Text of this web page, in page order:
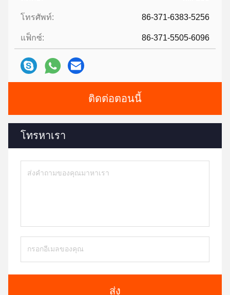
โทรศัพท์: 86-371-6383-5256
แฟ็กซ์: 86-371-5505-6096
ติดต่อตอนนี้
โทรหาเรา
ส่ง